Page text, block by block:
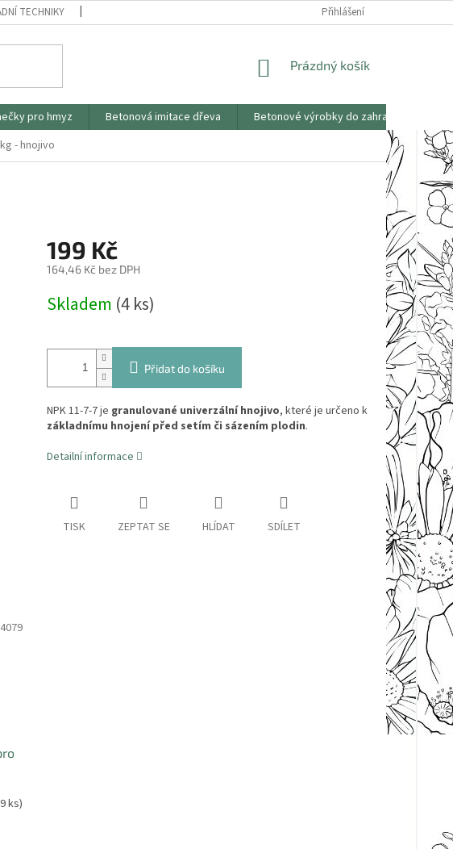
TECHNIKY PODMÍNKY OCHRANY
Přihlášení
NÁKUPNÍ
Prázdný košík
pro hmyz Betonová imitace dřeva Betonové výrobky do zahrad
- hnojivo
199 Kč
164,46 Kč bez DPH
cena:
Skladem (4 ks)
Přidat do košíku
NPK 11-7-7 je granulované univerzální hnojivo, které je určeno k
základnímu hnojení před setím či sázením plodin.
Detailní informace
TISK ZEPTAT SE HLÍDAT SDÍLET
ks)
4079